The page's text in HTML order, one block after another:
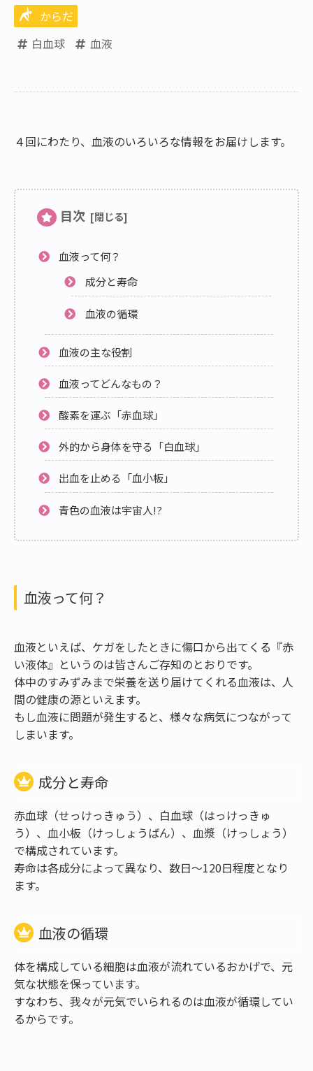
からだ
白血球
血液
４回にわたり、血液のいろいろな情報をお届けします。
目次
血液って何？
成分と寿命
血液の循環
血液の主な役割
血液ってどんなもの？
酸素を運ぶ「赤血球」
外的から身体を守る「白血球」
出血を止める「血小板」
青色の血液は宇宙人!?
血液って何？
血液といえば、ケガをしたときに傷口から出てくる『赤
い液体』というのは皆さんご存知のとおりです。
体中のすみずみまで栄養を送り届けてくれる血液は、人
間の健康の源といえます。
もし血液に問題が発生すると、様々な病気につながって
しまいます。
成分と寿命
赤血球（せっけっきゅう）、白血球（はっけっきゅ
う）、血小板（けっしょうばん）、血漿（けっしょう）
で構成されています。
寿命は各成分によって異なり、数日～120日程度となり
ます。
血液の循環
体を構成している細胞は血液が流れているおかげで、元
気な状態を保っています。
すなわち、我々が元気でいられるのは血液が循環してい
るからです。